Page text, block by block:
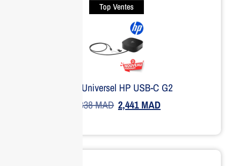
Top Ventes
Dock Universel HP USB-C G2
3,338MAD 2,441MAD